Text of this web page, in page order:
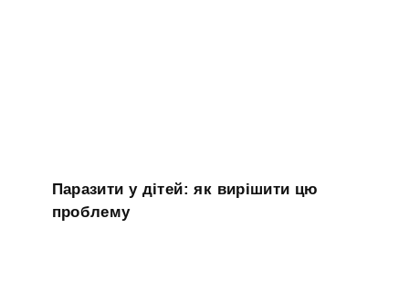
Паразити у дітей: як вирішити цю
проблему